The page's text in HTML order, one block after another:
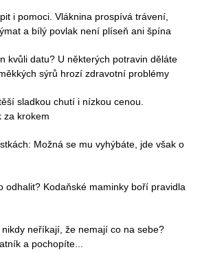
i pomoci. Vláknina prospívá trávení,
a bílý povlak není plíseň ani špína
kvůli datu? U některých potravin děláte
sýrů hrozí zdravotní problémy
sladkou chutí i nízkou cenou.
za krokem
Možná se mu vyhýbáte, jde však o
odhalit? Kodaňské maminky boří pravidla
nikdy neříkají, že nemají co na sebe?
a pochopíte...